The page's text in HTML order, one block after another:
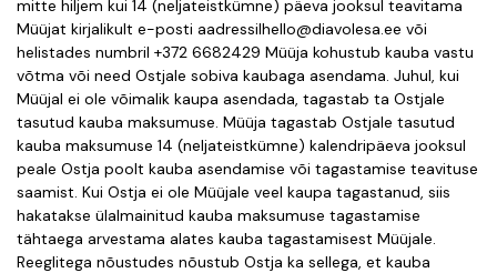
mitte hiljem kui 14 (neljateistkümne) päeva jooksul teavitama
Müüjat kirjalikult e-posti aadressilhello@diavolesa.ee või
helistades numbril +372 6682429 Müüja kohustub kauba vastu
võtma või need Ostjale sobiva kaubaga asendama. Juhul, kui
Müüjal ei ole võimalik kaupa asendada, tagastab ta Ostjale
tasutud kauba maksumuse. Müüja tagastab Ostjale tasutud
kauba maksumuse 14 (neljateistkümne) kalendripäeva jooksul
peale Ostja poolt kauba asendamise või tagastamise teavituse
saamist. Kui Ostja ei ole Müüjale veel kaupa tagastanud, siis
hakatakse ülalmainitud kauba maksumuse tagastamise
tähtaega arvestama alates kauba tagastamisest Müüjale.
Reeglitega nõustudes nõustub Ostja ka sellega, et kauba